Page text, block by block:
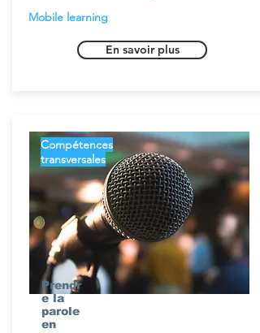
Mobile learning
En savoir plus
Prendr
e la
parole
en
Compétences
transversales